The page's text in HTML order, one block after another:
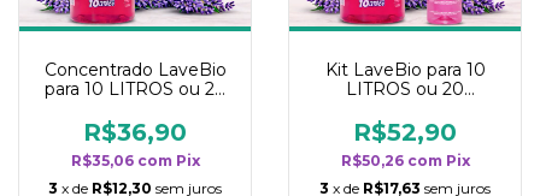
Concentrado LaveBio
para 10 LITROS ou 20
rendimento da
categoria - Lavanda
R$36,90
R$35,06 com Pix
3 x de R$12,30 sem juros
Kit LaveBio para 10
LITROS ou 20
rendimento da
categoria - Lavanda
R$52,90
R$50,26 com Pix
3 x de R$17,63 sem juros